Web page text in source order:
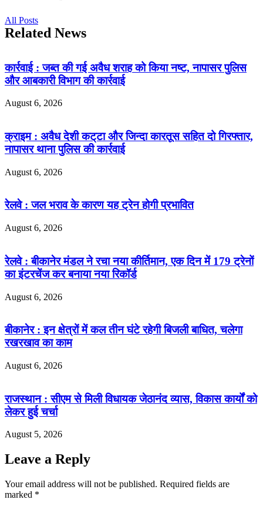
All Posts
Related News
कार्रवाई : जब्त की गई अवैध शराह को किया नष्ट, नापासर पुलिस
और आबकारी विभाग की कार्रवाई
August 6, 2026
क्राइम : अवैध देशी कट्‌टा और जिन्दा कारतूस सहित दो गिरफ्तार,
नापासर थाना पुलिस की कार्रवाई
August 6, 2026
रेलवे : जल भराव के कारण यह ट्रेन होगी प्रभावित
August 6, 2026
रेलवे : बीकानेर मंडल ने रचा नया कीर्तिमान, एक दिन में 179 ट्रेनों
का इंटरचेंज कर बनाया नया रिकॉर्ड
August 6, 2026
बीकानेर : इन क्षेत्रों में कल तीन घंटे रहेगी बिजली बाधित, चलेगा
रखरखाव का काम
August 6, 2026
राजस्थान : सीएम से मिली विधायक जेठानंद व्यास, विकास कार्यों को
लेकर हुई चर्चा
August 5, 2026
Leave a Reply
Your email address will not be published. Required fields are
marked *